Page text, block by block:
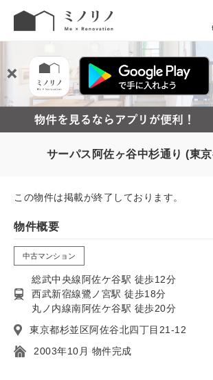
サーパス阿佐ヶ谷中杉通り (東
この物件は掲載が終了しております。
物件概要
中古マンション
総武中央線阿佐ケ谷駅 徒歩12分
西武新宿線鷺ノ宮駅 徒歩18分
丸ノ内線南阿佐ケ谷駅 徒歩20分
東京都杉並区阿佐谷北四丁目21-12
2003年10月 物件完成